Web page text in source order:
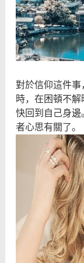
八字命理
對於信仰這件事
時，在困頓不
快回到自己身邊
者心思有關了。